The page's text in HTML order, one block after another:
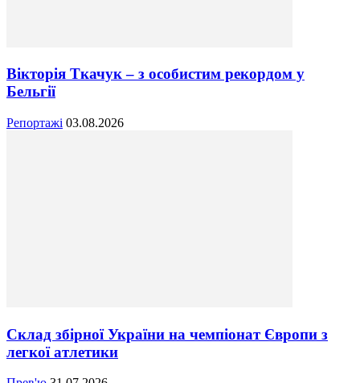
Вікторія Ткачук – з особистим рекордом у
Бельгії
Репортажі 03.08.2026
Склад збірної України на чемпіонат Європи з
легкої атлетики